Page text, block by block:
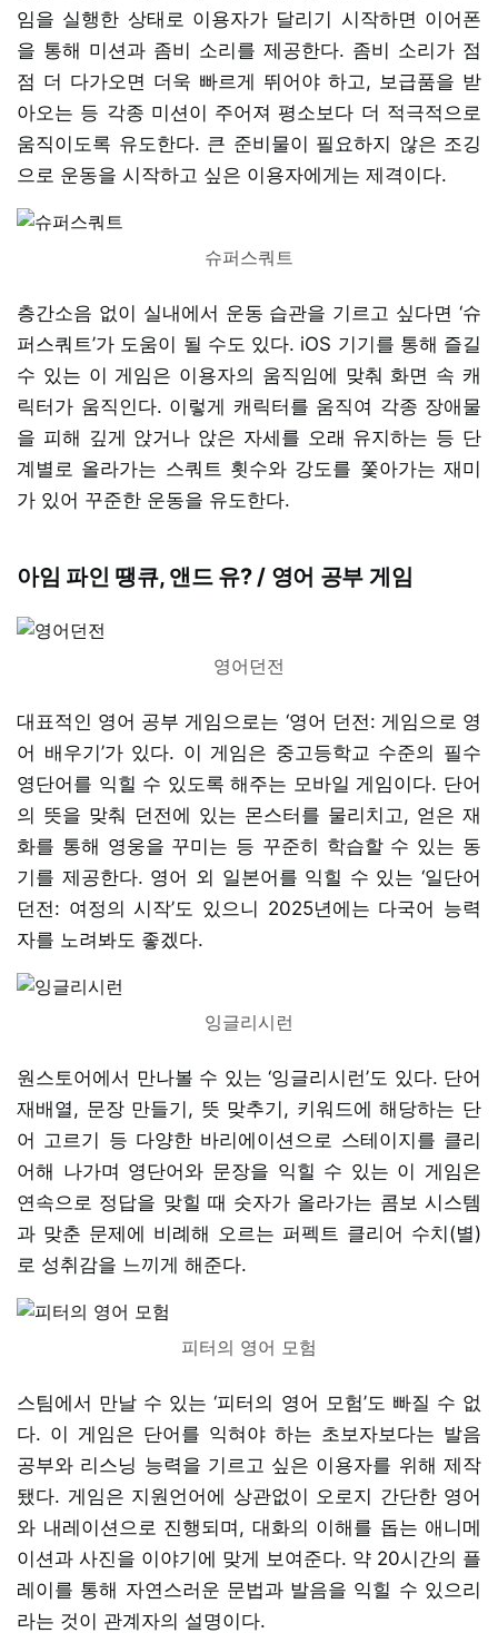
임을 실행한 상태로 이용자가 달리기 시작하면 이어폰
을 통해 미션과 좀비 소리를 제공한다. 좀비 소리가 점
점 더 다가오면 더욱 빠르게 뛰어야 하고, 보급품을 받
아오는 등 각종 미션이 주어져 평소보다 더 적극적으로
움직이도록 유도한다. 큰 준비물이 필요하지 않은 조깅
으로 운동을 시작하고 싶은 이용자에게는 제격이다.
슈퍼스쿼트
층간소음 없이 실내에서 운동 습관을 기르고 싶다면 ‘슈
퍼스쿼트’가 도움이 될 수도 있다. iOS 기기를 통해 즐길
수 있는 이 게임은 이용자의 움직임에 맞춰 화면 속 캐
릭터가 움직인다. 이렇게 캐릭터를 움직여 각종 장애물
을 피해 깊게 앉거나 앉은 자세를 오래 유지하는 등 단
계별로 올라가는 스쿼트 횟수와 강도를 쫓아가는 재미
가 있어 꾸준한 운동을 유도한다.
아임 파인 땡큐, 앤드 유? / 영어 공부 게임
영어던전
대표적인 영어 공부 게임으로는 ‘영어 던전: 게임으로 영
어 배우기’가 있다. 이 게임은 중고등학교 수준의 필수
영단어를 익힐 수 있도록 해주는 모바일 게임이다. 단어
의 뜻을 맞춰 던전에 있는 몬스터를 물리치고, 얻은 재
화를 통해 영웅을 꾸미는 등 꾸준히 학습할 수 있는 동
기를 제공한다. 영어 외 일본어를 익힐 수 있는 ‘일단어
던전: 여정의 시작’도 있으니 2025년에는 다국어 능력
자를 노려봐도 좋겠다.
잉글리시런
원스토어에서 만나볼 수 있는 ‘잉글리시런’도 있다. 단어
재배열, 문장 만들기, 뜻 맞추기, 키워드에 해당하는 단
어 고르기 등 다양한 바리에이션으로 스테이지를 클리
어해 나가며 영단어와 문장을 익힐 수 있는 이 게임은
연속으로 정답을 맞힐 때 숫자가 올라가는 콤보 시스템
과 맞춘 문제에 비례해 오르는 퍼펙트 클리어 수치(별)
로 성취감을 느끼게 해준다.
피터의 영어 모험
스팀에서 만날 수 있는 ‘피터의 영어 모험’도 빠질 수 없
다. 이 게임은 단어를 익혀야 하는 초보자보다는 발음
공부와 리스닝 능력을 기르고 싶은 이용자를 위해 제작
됐다. 게임은 지원언어에 상관없이 오로지 간단한 영어
와 내레이션으로 진행되며, 대화의 이해를 돕는 애니메
이션과 사진을 이야기에 맞게 보여준다. 약 20시간의 플
레이를 통해 자연스러운 문법과 발음을 익힐 수 있으리
라는 것이 관계자의 설명이다.